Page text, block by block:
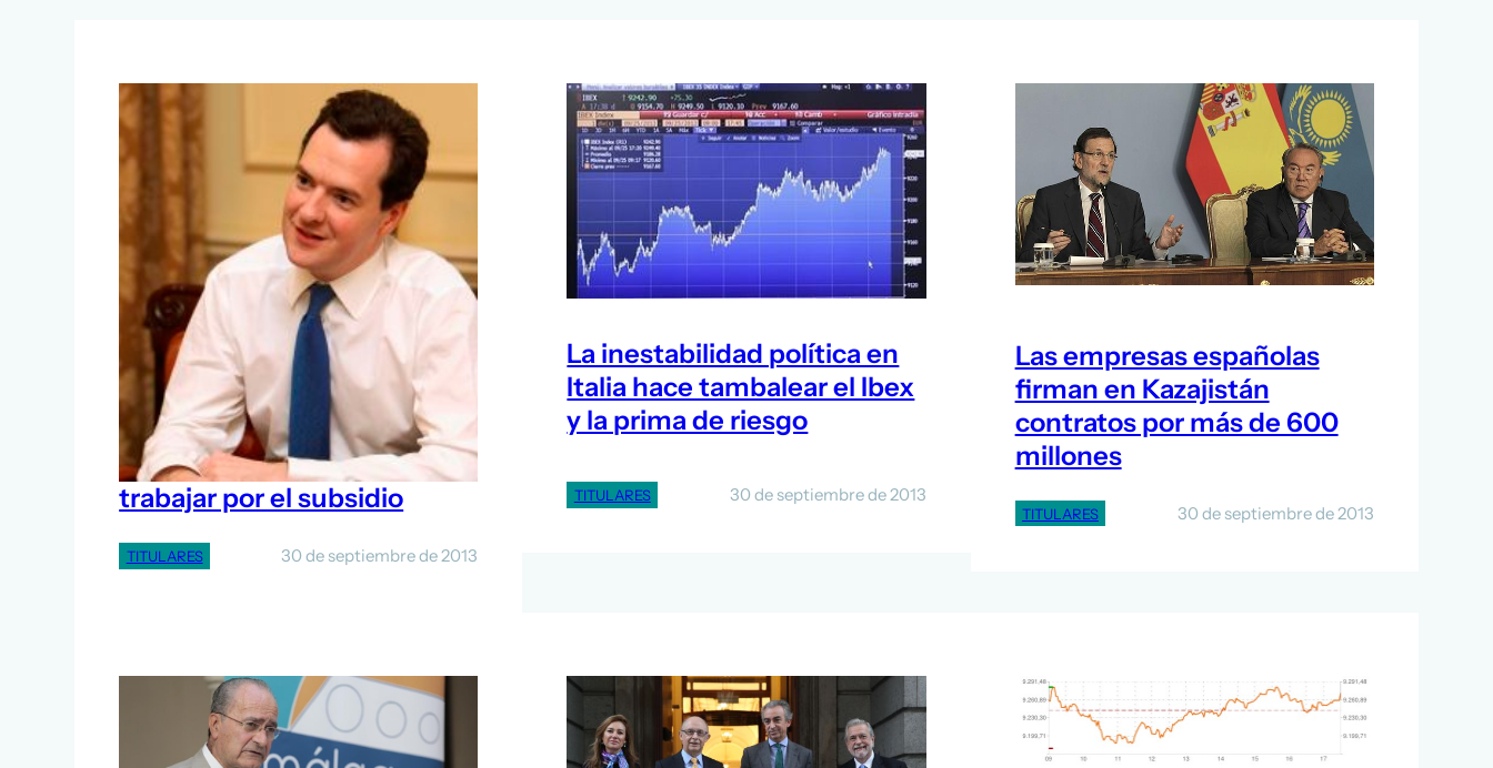
Reino Unido obligará a
parados de larga duración a
trabajar por el subsidio
TITULARES 30 de septiembre de 2013
La inestabilidad política en
Italia hace tambalear el Ibex
y la prima de riesgo
TITULARES 30 de septiembre de 2013
Las empresas españolas
firman en Kazajistán
contratos por más de 600
millones
TITULARES 30 de septiembre de 2013